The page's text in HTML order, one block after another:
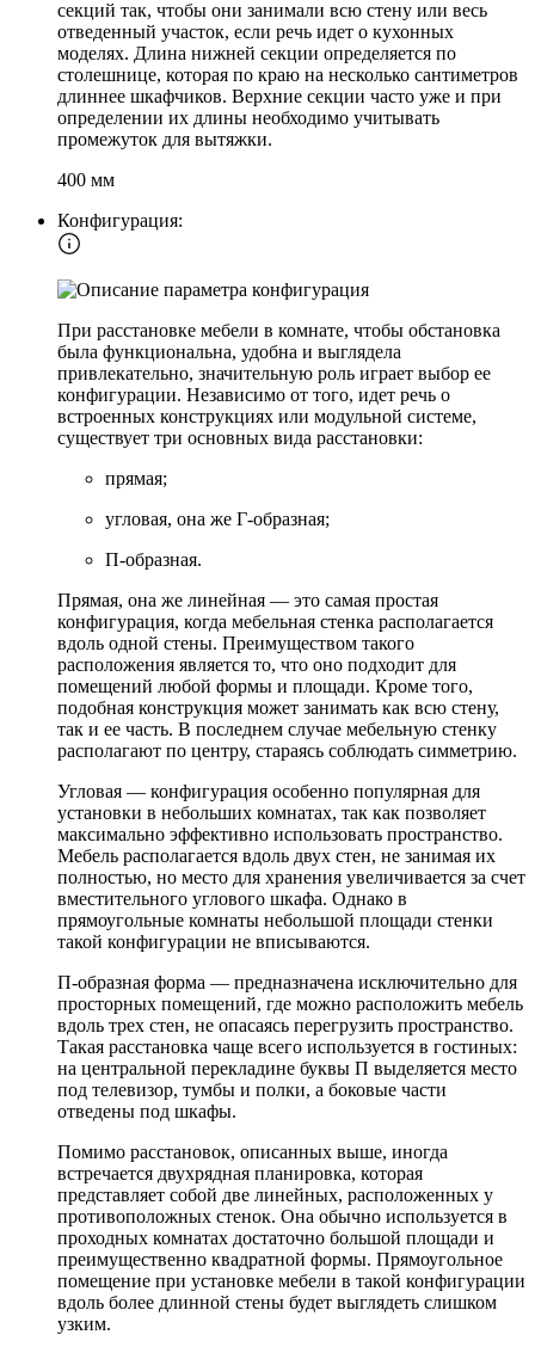
секций так, чтобы они занимали всю стену или весь
отведенный участок, если речь идет о кухонных
моделях. Длина нижней секции определяется по
столешнице, которая по краю на несколько сантиметров
длиннее шкафчиков. Верхние секции часто уже и при
определении их длины необходимо учитывать
промежуток для вытяжки.
400 мм
Конфигурация:
При расстановке мебели в комнате, чтобы обстановка
была функциональна, удобна и выглядела
привлекательно, значительную роль играет выбор ее
конфигурации. Независимо от того, идет речь о
встроенных конструкциях или модульной системе,
существует три основных вида расстановки:
прямая;
угловая, она же Г-образная;
П-образная.
Прямая, она же линейная — это самая простая
конфигурация, когда мебельная стенка располагается
вдоль одной стены. Преимуществом такого
расположения является то, что оно подходит для
помещений любой формы и площади. Кроме того,
подобная конструкция может занимать как всю стену,
так и ее часть. В последнем случае мебельную стенку
располагают по центру, стараясь соблюдать симметрию.
Угловая — конфигурация особенно популярная для
установки в небольших комнатах, так как позволяет
максимально эффективно использовать пространство.
Мебель располагается вдоль двух стен, не занимая их
полностью, но место для хранения увеличивается за счет
вместительного углового шкафа. Однако в
прямоугольные комнаты небольшой площади стенки
такой конфигурации не вписываются.
П-образная форма — предназначена исключительно для
просторных помещений, где можно расположить мебель
вдоль трех стен, не опасаясь перегрузить пространство.
Такая расстановка чаще всего используется в гостиных:
на центральной перекладине буквы П выделяется место
под телевизор, тумбы и полки, а боковые части
отведены под шкафы.
Помимо расстановок, описанных выше, иногда
встречается двухрядная планировка, которая
представляет собой две линейных, расположенных у
противоположных стенок. Она обычно используется в
проходных комнатах достаточно большой площади и
преимущественно квадратной формы. Прямоугольное
помещение при установке мебели в такой конфигурации
вдоль более длинной стены будет выглядеть слишком
узким.